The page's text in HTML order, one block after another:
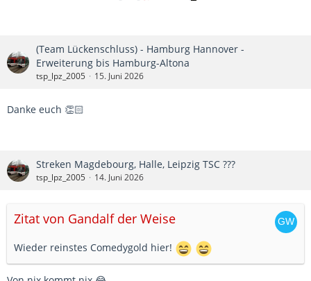
(Team Lückenschluss) - Hamburg Hannover -
Erweiterung bis Hamburg-Altona
tsp_lpz_2005 15. Juni 2026
Danke euch 👏🏻
Streken Magdebourg, Halle, Leipzig TSC ???
tsp_lpz_2005 14. Juni 2026
Zitat von Gandalf der Weise
Wieder reinstes Comedygold hier!